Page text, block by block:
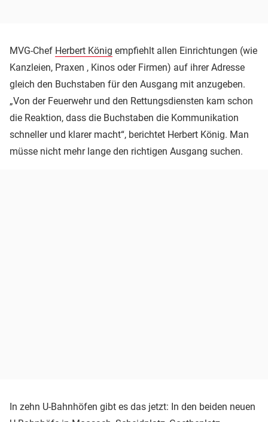
MVG-Chef Herbert König empfiehlt allen Einrichtungen (wie
Kanzleien, Praxen , Kinos oder Firmen) auf ihrer Adresse
gleich den Buchstaben für den Ausgang mit anzugeben.
„Von der Feuerwehr und den Rettungsdiensten kam schon
die Reaktion, dass die Buchstaben die Kommunikation
schneller und klarer macht“, berichtet Herbert König. Man
müsse nicht mehr lange den richtigen Ausgang suchen.
In zehn U-Bahnhöfen gibt es das jetzt: In den beiden neuen